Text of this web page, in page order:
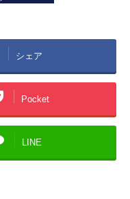
シェア
Pocket
LINE